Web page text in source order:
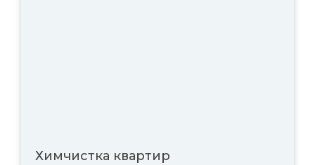
Химчистка квартир